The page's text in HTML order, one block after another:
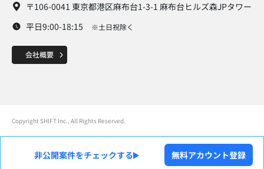
〒106-0041 東京都港区麻布台1-3-1 麻布台ヒルズ森JPタワー
平日9:00-18:15
※土日祝除く
Copyright SHIFT Inc., All Rights Reserved.
非公開案件をチェックする 無料アカウント登録